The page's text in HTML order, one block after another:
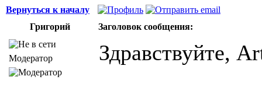
Вернуться к началу
Григорий
Заголовок сообщения:
Модератор Здравствуйте,